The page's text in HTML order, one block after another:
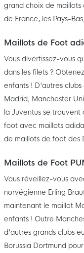
grand choix de
de France, les Pays-
Maillots de Foot
Vous divertissez-vous
dans les filets ?
enfants ! D'autres
Madrid, Manchester
la Juventus se
foot avec maillots
de maillots de foot des
Maillots de Foot
Vous réveillez-vous
norvégienne Erling
maintenant le maillot
enfants ! Outre
d'autres grands clubs
Borussia Dortmund